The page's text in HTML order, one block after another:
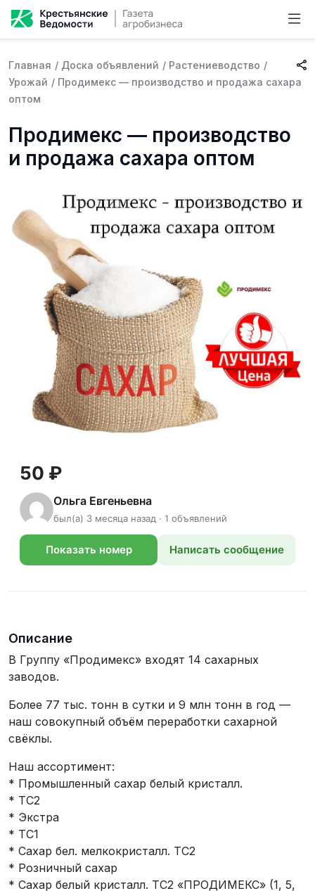
Главная / Доска объявлений / Растениеводство /
Урожай / Продимекс — производство и продажа сахара
оптом
Продимекс — производство
и продажа сахара оптом
50 ₽
Ольга Евгеньевна
был(а) 3 месяца назад · 1 объявлений
Показать номер Написать сообщение
Описание
В Группу «Продимекс» входят 14 сахарных
заводов.
Более 77 тыс. тонн в сутки и 9 млн тонн в год —
наш совокупный объём переработки сахарной
свёклы.
Наш ассортимент:
* Промышленный сахар белый кристалл.
* ТС2
* Экстра
* ТС1
* Сахар бел. мелкокристалл. ТС2
* Розничный сахар
* Сахар белый кристалл. ТС2 «ПРОДИМЕКС» (1, 5,